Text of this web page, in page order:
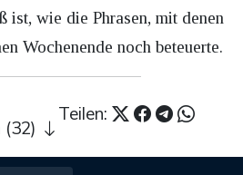
ist, wie die Phrasen, mit denen
Wochenende noch beteuerte.
Teilen:
(32)